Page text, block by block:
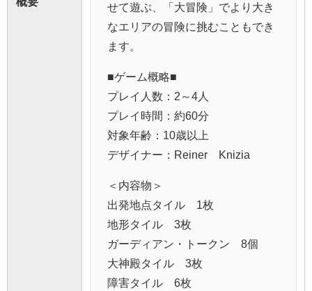
せて遊ぶ、「大冒険」でより大き
なエリアの冒険に挑むこともでき
ます。
■ゲーム概略■
プレイ人数：2～4人
プレイ時間：約60分
対象年齢：10歳以上
デザイナー：Reiner Knizia
＜内容物＞
出発地点タイル 1枚
地形タイル 3枚
ガーディアン・トークン 8個
大神殿タイル 3枚
障害タイル 6枚